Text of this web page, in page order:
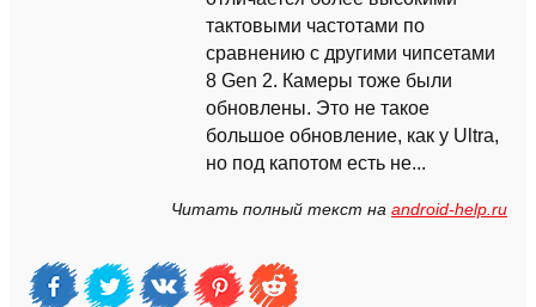
тактовыми частотами по
сравнению с другими чипсетами
8 Gen 2. Камеры тоже были
обновлены. Это не такое
большое обновление, как у Ultra,
но под капотом есть не...
Читать полный текст на android-help.ru